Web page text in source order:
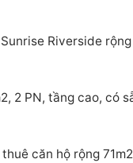
Riverside
2 PN, tầng cao, có
căn hộ rộng